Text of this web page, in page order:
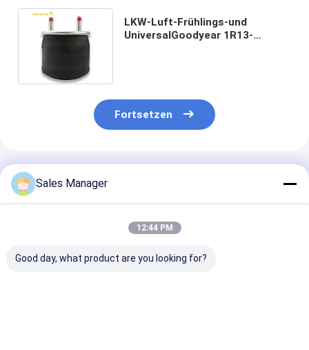
LKW-Luft-Frühlings-und
UniversalGoodyear 1R13-
Fortsetzen
Empfohlene Produkte
Sales Manager
12:44 PM
Good day, what product are you looking for?